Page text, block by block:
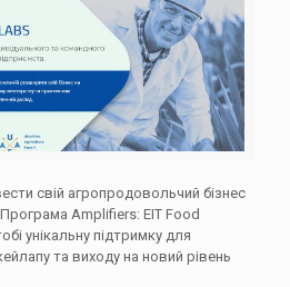
свій агропродовольчий бізнес
Amplifiers: EIT Food
унікальну підтримку для
та виходу на новий рівень